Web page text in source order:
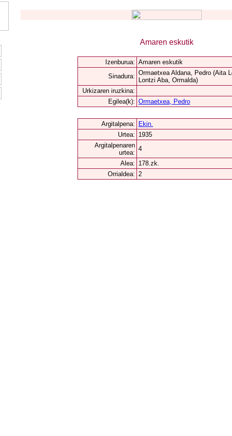
Amaren eskutik
Izenburua: Amaren eskutik
Sinadura: Ormaetxea Aldana, Pedro (Aita
Lontzi Aba, Ormalda)
Urkizaren iruzkina:
Egilea(k): Ormaetxea, Pedro
Argitalpena:
Ekin.
Urtea: 1935
Argitalpenaren
urtea:
4
Alea: 178.zk.
Orrialdea: 2